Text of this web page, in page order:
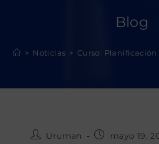
Blog
> Noticias > Curso:
AutorUruman
Publicación
mayo 19,